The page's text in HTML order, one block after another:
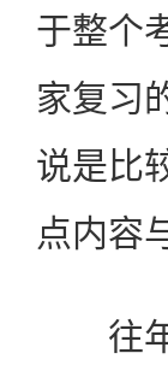
于整个
家复习
说是比
点内容
往年